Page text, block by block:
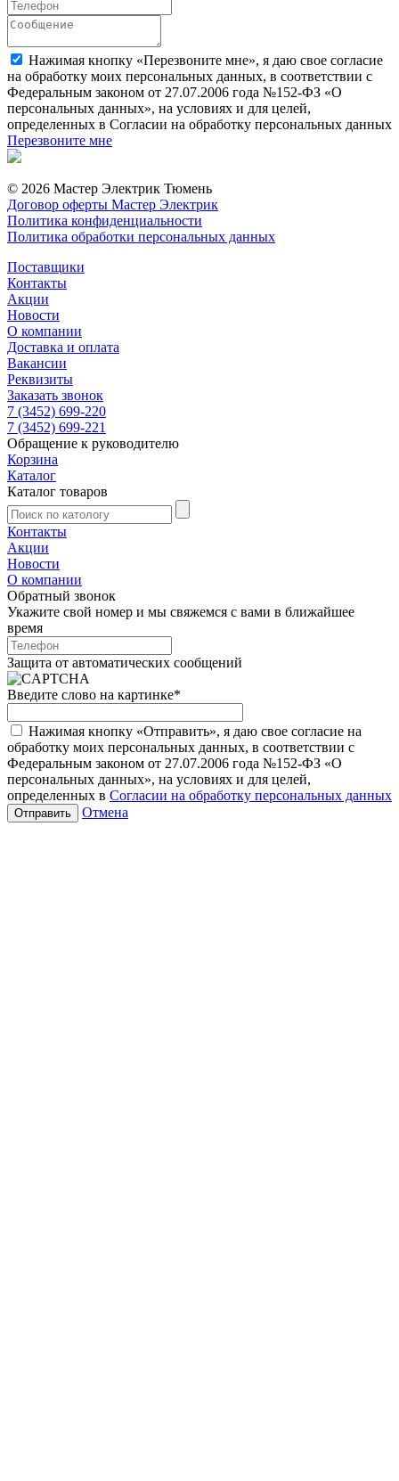
Нажимая кнопку «Перезвоните мне», я даю свое согласие
на обработку моих персональных данных, в соответствии с
Федеральным законом от 27.07.2006 года №152-ФЗ «О
персональных данных», на условиях и для целей,
определенных в Согласии на обработку персональных данных
Перезвоните мне
© 2026 Мастер Электрик Тюмень
Договор оферты Мастер Электрик
Политика конфиденциальности
Политика обработки персональных данных
Поставщики
Контакты
Акции
Новости
О компании
Доставка и оплата
Вакансии
Реквизиты
Заказать звонок
7 (3452) 699-220
7 (3452) 699-221
Обращение к руководителю
Корзина
Каталог
Каталог товаров
Контакты
Акции
Новости
О компании
Обратный звонок
Укажите свой номер и мы свяжемся с вами в ближайшее
время
Защита от автоматических сообщений
Введите слово на картинке*
Нажимая кнопку «Отправить», я даю свое согласие на
обработку моих персональных данных, в соответствии с
Федеральным законом от 27.07.2006 года №152-ФЗ «О
персональных данных», на условиях и для целей,
определенных в Согласии на обработку персональных данных
Отмена